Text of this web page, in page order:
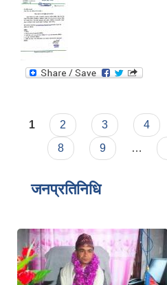
Pages
1 2 3 4
8
9 …
जनप्रतिनिधि